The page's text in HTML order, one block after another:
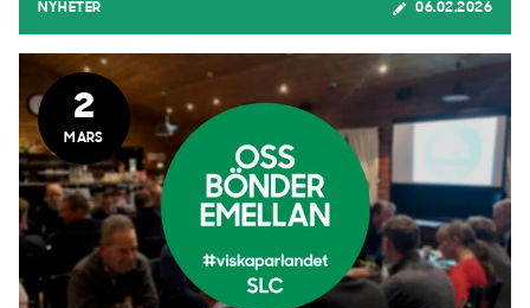
NYHETER 06.02.2026
2
MARS